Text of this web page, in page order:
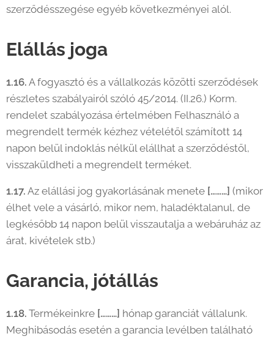
szerződésszegése egyéb következményei alól.
Elállás joga
1.16. A fogyasztó és a vállalkozás közötti szerződések
részletes szabályairól szóló 45/2014. (II.26.) Korm.
rendelet szabályozása értelmében Felhasználó a
megrendelt termék kézhez vételétől számított 14
napon belül indoklás nélkül elállhat a szerződéstől,
visszaküldheti a megrendelt terméket.
1.17. Az elállási jog gyakorlásának menete [………] (mikor
élhet vele a vásárló, mikor nem, haladéktalanul, de
legkésőbb 14 napon belül visszautalja a webáruház az
árat, kivételek stb.)
Garancia, jótállás
1.18. Termékeinkre [………] hónap garanciát vállalunk.
Meghibásodás esetén a garancia levélben található